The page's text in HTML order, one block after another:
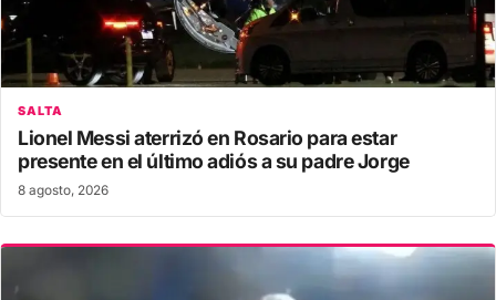
SALTA
Lionel Messi aterrizó en Rosario para estar
presente en el último adiós a su padre Jorge
8 agosto, 2026